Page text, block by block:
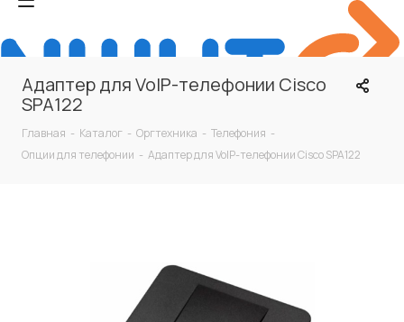
Адаптер для VoIP-телефонии Cisco
SPA122
Главная - Каталог - Оргтехника - Телефония -
Опции для телефонии - Адаптер для VoIP-телефонии Cisco SPA122